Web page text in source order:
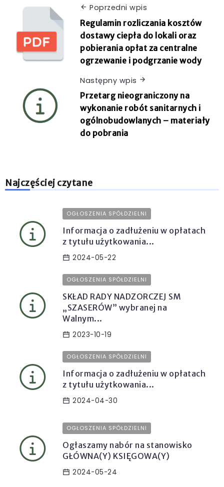
Poprzedni wpis
Regulamin rozliczania kosztów
dostawy ciepła do lokali oraz
pobierania opłat za centralne
ogrzewanie i podgrzanie wody
Następny wpis
Przetarg nieograniczony na
wykonanie robót sanitarnych i
ogólnobudowlanych – materiały
do pobrania
Najczęściej czytane
OGŁOSZENIA SPÓŁDZIELNI
Informacja o zadłużeniu w opłatach
z tytułu użytkowania...
2024-05-22
OGŁOSZENIA SPÓŁDZIELNI
SKŁAD RADY NADZORCZEJ SM
„SZASERÓW” wybranej na
Walnym...
2023-10-19
OGŁOSZENIA SPÓŁDZIELNI
Informacja o zadłużeniu w opłatach
z tytułu użytkowania...
2024-04-30
OGŁOSZENIA SPÓŁDZIELNI
Ogłaszamy nabór na stanowisko
GŁÓWNA(Y) KSIĘGOWA(Y)
2024-05-24